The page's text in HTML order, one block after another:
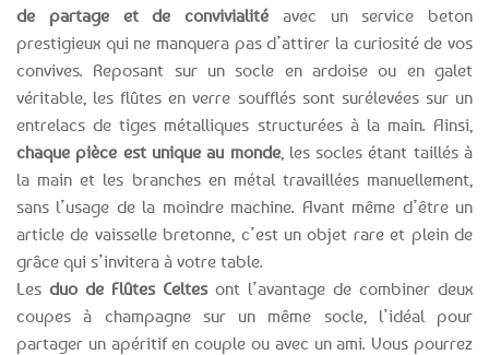
de partage et de convivialité avec un service beton
prestigieux qui ne manquera pas d’attirer la curiosité de vos
convives. Reposant sur un socle en ardoise ou en galet
véritable, les flûtes en verre soufflés sont surélevées sur un
entrelacs de tiges métalliques structurées à la main. Ainsi,
chaque pièce est unique au monde, les socles étant taillés à
la main et les branches en métal travaillées manuellement,
sans l’usage de la moindre machine. Avant même d’être un
article de vaisselle bretonne, c’est un objet rare et plein de
grâce qui s’invitera à votre table.
Les duo de Flûtes Celtesont l’avantage de combiner deux
coupes à champagne sur un même socle, l’idéal pour
partager un apéritif en couple ou avec un ami. Vous pourrez